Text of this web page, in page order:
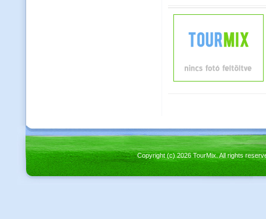
Copyright (c) 2026 TourMix. All rights